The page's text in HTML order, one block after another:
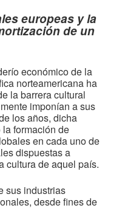
europeas y la
de un
económico de la
norteamericana ha
la barrera cultural
imponían a sus
los años, dicha
formación de
en cada uno de
dispuestas a
cultura de aquel país.
sus industrias
desde fines de